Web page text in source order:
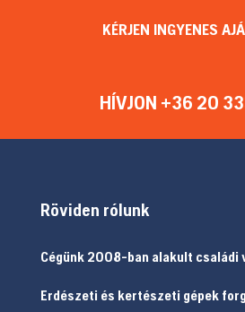
KÉRJEN INGYENES
HÍVJON +36 20
Röviden rólunk
Cégünk 2008-ban alakult családi
Erdészeti és kertészeti gépek